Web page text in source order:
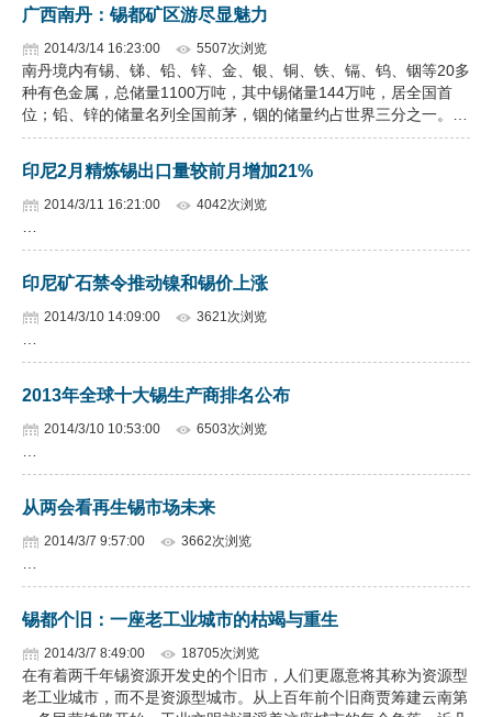
广西南丹：锡都矿区游尽显魅力
2014/3/14 16:23:00 5507次浏览
南丹境内有锡、锑、铅、锌、金、银、铜、铁、镉、钨、铟等20多
种有色金属，总储量1100万吨，其中锡储量144万吨，居全国首
位；铅、锌的储量名列全国前茅，铟的储量约占世界三分之一。…
印尼2月精炼锡出口量较前月增加21%
2014/3/11 16:21:00 4042次浏览
印尼矿石禁令推动镍和锡价上涨
2014/3/10 14:09:00 3621次浏览
2013年全球十大锡生产商排名公布
2014/3/10 10:53:00 6503次浏览
从两会看再生锡市场未来
2014/3/7 9:57:00 3662次浏览
锡都个旧：一座老工业城市的枯竭与重生
2014/3/7 8:49:00 18705次浏览
在有着两千年锡资源开发史的个旧市，人们更愿意将其称为资源型
老工业城市，而不是资源型城市。从上百年前个旧商贾筹建云南第